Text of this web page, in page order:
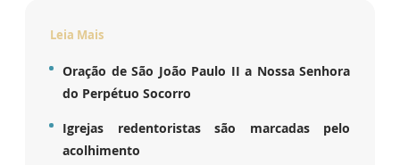
Leia Mais
Oração de São João Paulo II a Nossa Senhora
do Perpétuo Socorro
Igrejas redentoristas são marcadas pelo
acolhimento